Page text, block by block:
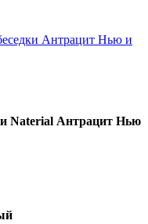
Naterial Антрацит Нью